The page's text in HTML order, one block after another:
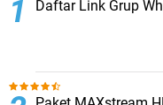
Daftar Link Grup